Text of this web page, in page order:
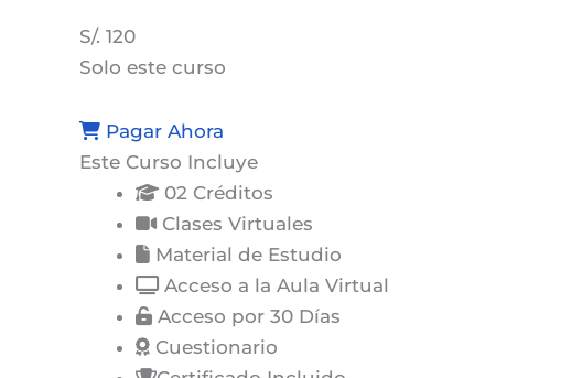
S/. 120
Solo este curso
Pagar Ahora
Este Curso Incluye
02 Créditos
Clases Virtuales
Material de Estudio
Acceso a la Aula Virtual
Acceso por 30 Días
Cuestionario